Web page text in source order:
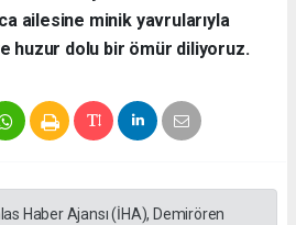
ailesine minik yavrularıyla
huzur dolu bir ömür diliyoruz.
Haber Ajansı (İHA), Demirören